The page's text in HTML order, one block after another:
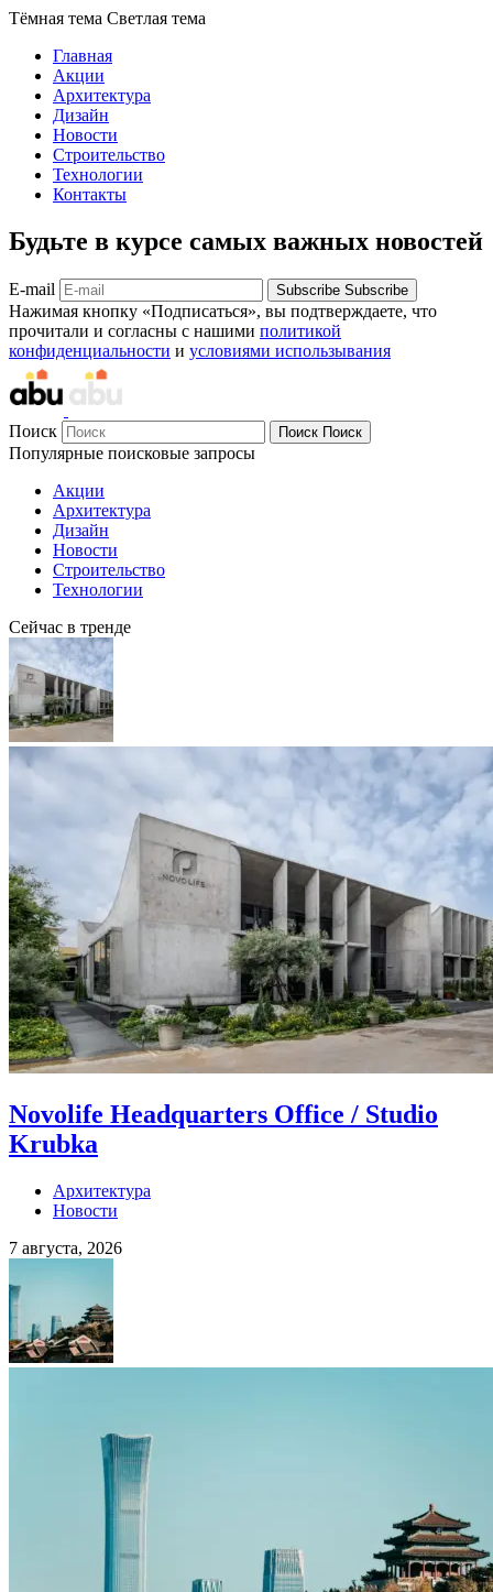
Тёмная тема Светлая тема
Главная
Акции
Архитектура
Дизайн
Новости
Строительство
Технологии
Контакты
Будьте в курсе самых важных новостей
E-mail Subscribe Subscribe
Нажимая кнопку «Подписаться», вы подтверждаете, что
прочитали и согласны с нашими политикой
конфиденциальности и условиями использывания
Поиск Поиск Поиск
Популярные поисковые запросы
Акции
Архитектура
Дизайн
Новости
Строительство
Технологии
Сейчас в тренде
Novolife Headquarters Office / Studio
Krubka
Архитектура
Новости
7 августа, 2026